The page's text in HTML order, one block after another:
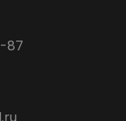
87